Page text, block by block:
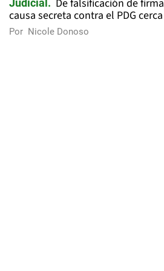
Judicial
De falsificación de
causa secreta contra el PDG
Por Nicole Donoso